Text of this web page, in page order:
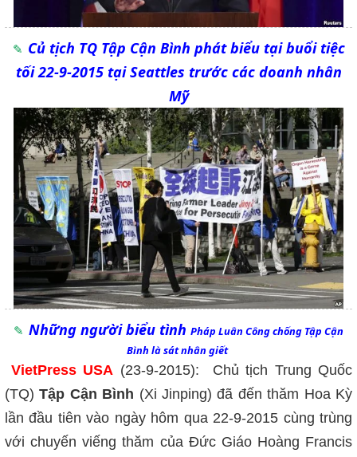
Củ tịch TQ Tập Cận Bình phát biểu tại buổi tiệc
tối 22-9-2015 tại Seattles trước các doanh nhân
Mỹ
Những người biểu tình Pháp Luân Côngchống Tập Cận
Bình là sát nhân giết
VietPress USA (23-9-2015): Chủ tịch Trung Quốc
(TQ)Tập Cận Bình (Xi Jinping) đã đến thăm Hoa Kỳ
lần đầu tiên vào ngày hôm qua 22-9-2015 cùng trùng
với chuyến viếng thăm của Đức Giáo Hoàng Francis